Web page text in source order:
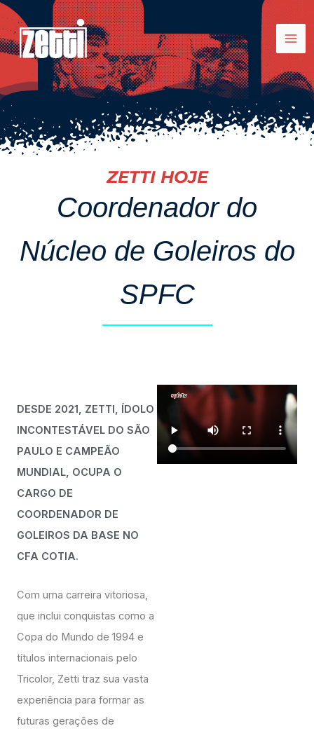
Ir
para
o
conteúdo
ZETTI HOJE
Coordenador do
Núcleo de Goleiros do
SPFC
DESDE 2021, ZETTI, ÍDOLO
INCONTESTÁVEL DO SÃO
PAULO E CAMPEÃO
MUNDIAL, OCUPA O
CARGO DE
COORDENADOR DE
GOLEIROS DA BASE NO
CFA COTIA.
Com uma carreira vitoriosa,
que inclui conquistas como a
Copa do Mundo de 1994 e
títulos internacionais pelo
Tricolor, Zetti traz sua vasta
experiência para formar as
futuras gerações de